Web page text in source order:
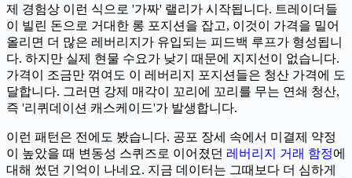
제 경험상 이런 식으로 '가짜' 랠리가 시작됩니다. 트레이더들
이 빌린 돈으로 거대한 롱 포지션을 잡고, 이것이 가격을 밀어
올리면 더 많은 레버리지가 유입되는 피드백 루프가 형성됩니
다. 하지만 실제 현물 수요가 낮기 때문에 지지선이 없습니다.
가격이 조금만 꺾여도 이 레버리지 포지션들은 청산 가격에 도
달합니다. 그러면 강제 매각이 꼬리에 꼬리를 무는 연쇄 청산,
즉 '리퀴데이션 캐스케이드'가 발생합니다.
이런 패턴은 전에도 봤습니다. 공포 장세 속에서 미결제 약정
이 높았을 때 변동성 스퀴즈로 이어졌던 레버리지 거래 함정에
대해 썼던 기억이 나네요. 지금 데이터는 그때보다 더 심하게